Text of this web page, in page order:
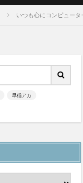
いつも心にコンピュータ
早稲アカ